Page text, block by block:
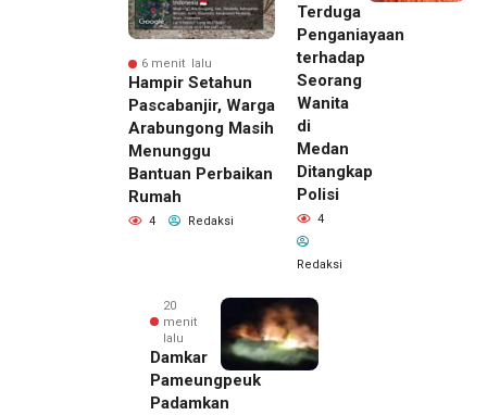
6 menit lalu
Hampir Setahun
Pascabanjir, Warga
Arabungong Masih
Menunggu
Bantuan Perbaikan
Rumah
4 Redaksi
Terduga
Penganiayaan
terhadap
Seorang
Wanita
di
Medan
Ditangkap
Polisi
4
Redaksi
20
menit
lalu
Damkar
Pameungpeuk
Padamkan